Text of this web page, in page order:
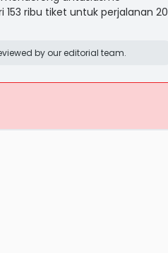
ribu tiket untuk perjalanan 20
by our editorial team.